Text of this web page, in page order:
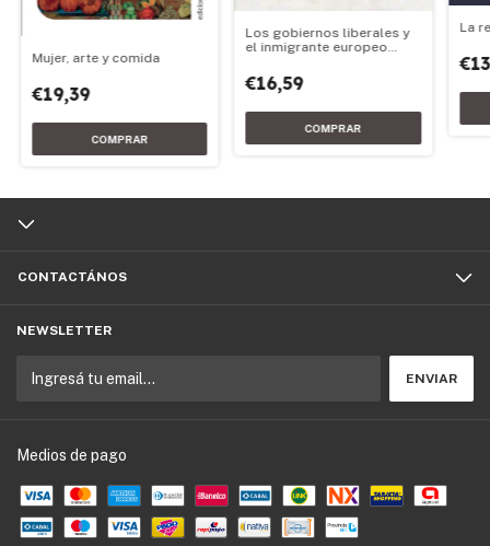
Mujer, arte y comida
€19,39
Los gobiernos liberales y
el inmigrante europeo
€16,59
La
CONTACTÁNOS
NEWSLETTER
Medios de pago